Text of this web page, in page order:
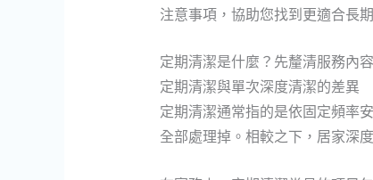
注意事項，協助您找到更適合長
定期清潔是什麼？先釐清服務內
定期清潔與單次深度清潔的差異
定期清潔通常指的是依固定頻率
全部處理掉。相較之下，居家深